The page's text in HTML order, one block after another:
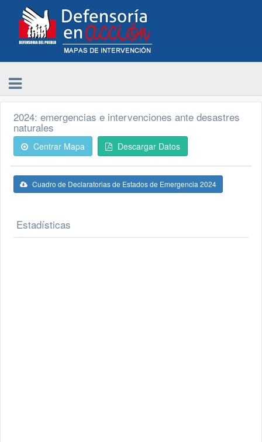
2024: emergencias e intervenciones ante desastres
naturales
Centrar Mapa Descargar Datos
Cuadro de Declaratorias de Estados de Emergencia 2024
Estadísticas